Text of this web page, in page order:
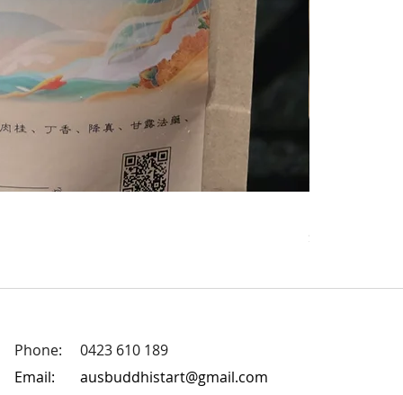
Price
$20.00
Phone: 0423 610 189
Email:
ausbuddhistart@gmail.com